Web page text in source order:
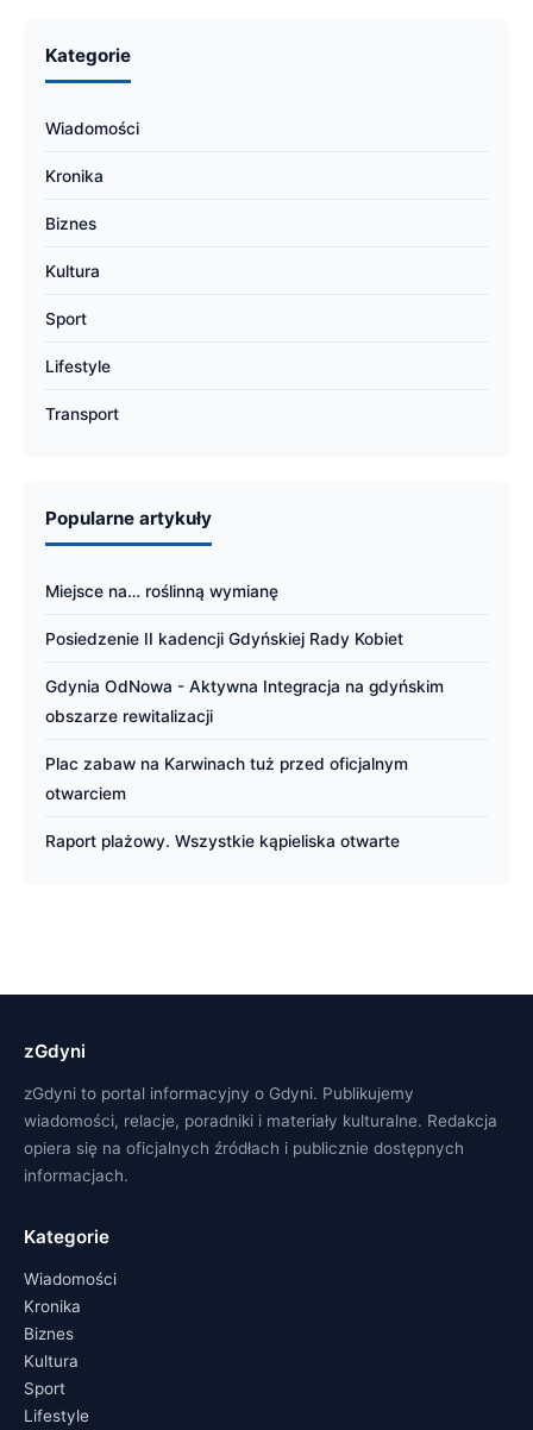
Kategorie
Wiadomości
Kronika
Biznes
Kultura
Sport
Lifestyle
Transport
Popularne artykuły
Miejsce na… roślinną wymianę
Posiedzenie II kadencji Gdyńskiej Rady Kobiet
Gdynia OdNowa - Aktywna Integracja na gdyńskim
obszarze rewitalizacji
Plac zabaw na Karwinach tuż przed oficjalnym
otwarciem
Raport plażowy. Wszystkie kąpieliska otwarte
zGdyni
zGdyni to portal informacyjny o Gdyni. Publikujemy
wiadomości, relacje, poradniki i materiały kulturalne. Redakcja
opiera się na oficjalnych źródłach i publicznie dostępnych
informacjach.
Kategorie
Wiadomości
Kronika
Biznes
Kultura
Sport
Lifestyle